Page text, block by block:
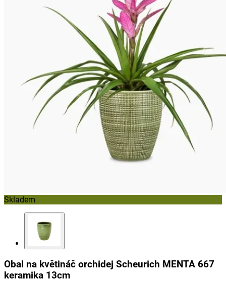
Skladem
Obal na květináč orchidej Scheurich MENTA 667
keramika 13cm